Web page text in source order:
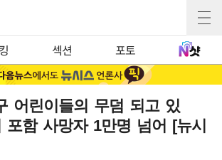
섹션 포토
어린이들의 무덤 되고 있
함 사망자 1만명 넘어 [뉴시